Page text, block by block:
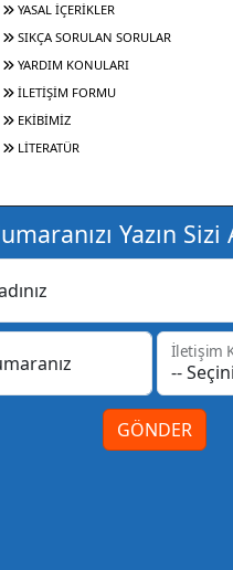
YASAL İÇERİKLER
SIKÇA SORULAN SORULAR
YARDIM KONULARI
İLETİŞİM FORMU
EKİBİMİZ
LİTERATÜR
Yazın
İletişim
GÖNDER